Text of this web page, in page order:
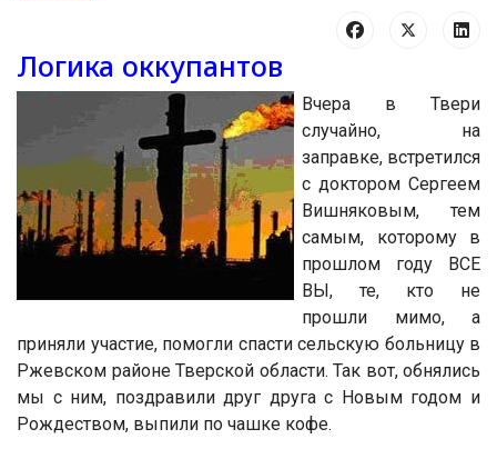
Логика оккупантов
Вчера в Твери
случайно, на
заправке, встретился
с доктором Сергеем
Вишняковым, тем
самым, которому в
прошлом году ВСЕ
ВЫ, те, кто не
прошли мимо, а
приняли участие, помогли спасти сельскую больницу в
Ржевском районе Тверской области. Так вот, обнялись
мы с ним, поздравили друг друга с Новым годом и
Рождеством, выпили по чашке кофе.